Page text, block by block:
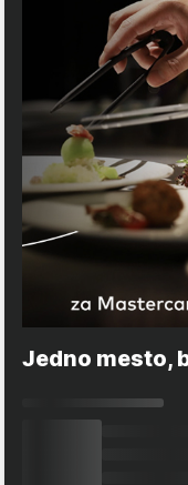
Jedno mesto,